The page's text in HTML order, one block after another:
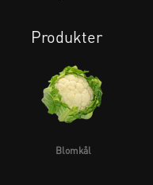
Produkter
Blomkål